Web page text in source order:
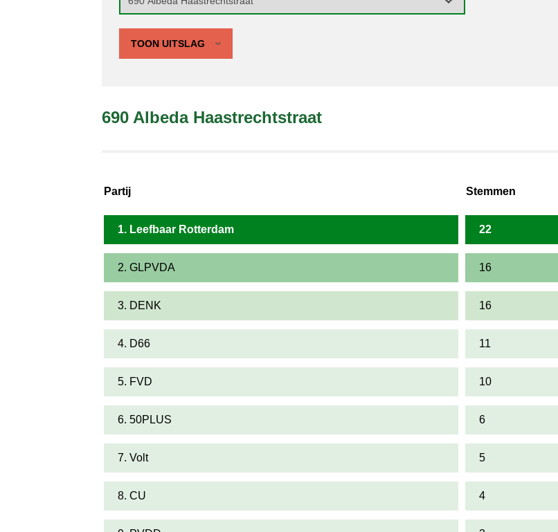
TOON UITSLAG
690 Albeda Haastrechtstraat
Partij Stemmen
1. Leefbaar Rotterdam 22
2. GLPVDA 16
3. DENK 16
4. D66 11
5. FVD 10
6. 50PLUS 6
7. Volt 5
8. CU 4